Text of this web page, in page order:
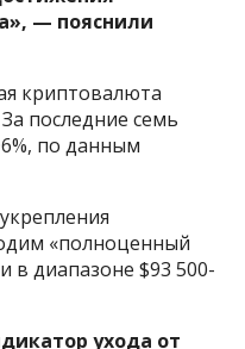
— пояснили
криптовалюта
последние семь
по данным
«полноценный
в диапазоне $93 500-
ухода от